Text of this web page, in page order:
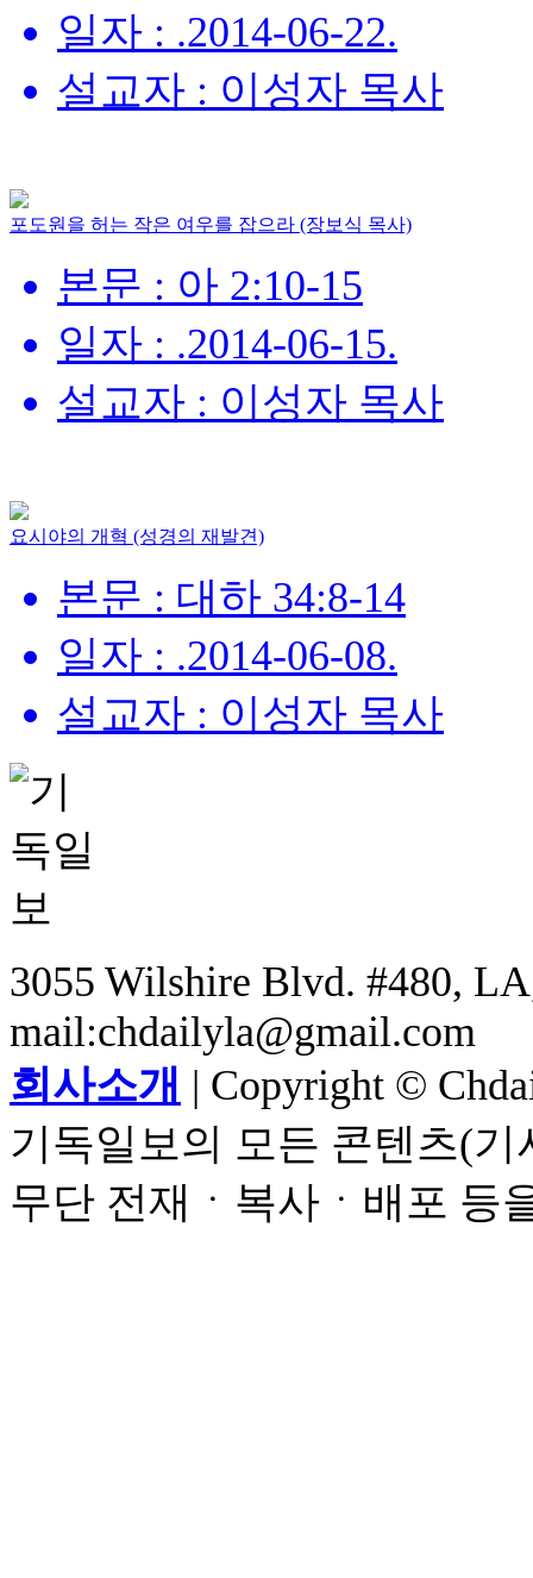
일자 : .2014-06-22.
설교자 : 이성자 목사
포도원을 허는 작은 여우를 잡으라 (장보식 목사)
본문 : 아 2:10-15
일자 : .2014-06-15.
설교자 : 이성자 목사
요시야의 개혁 (성경의 재발견)
본문 : 대하 34:8-14
일자 : .2014-06-08.
설교자 : 이성자 목사
3055 Wilshire Blvd. #480,
mail:chdailyla@gmail.com
회사소개 | Copyright ©
기독일보의 모든 콘텐츠(
무단 전재ㆍ복사ㆍ배포 등